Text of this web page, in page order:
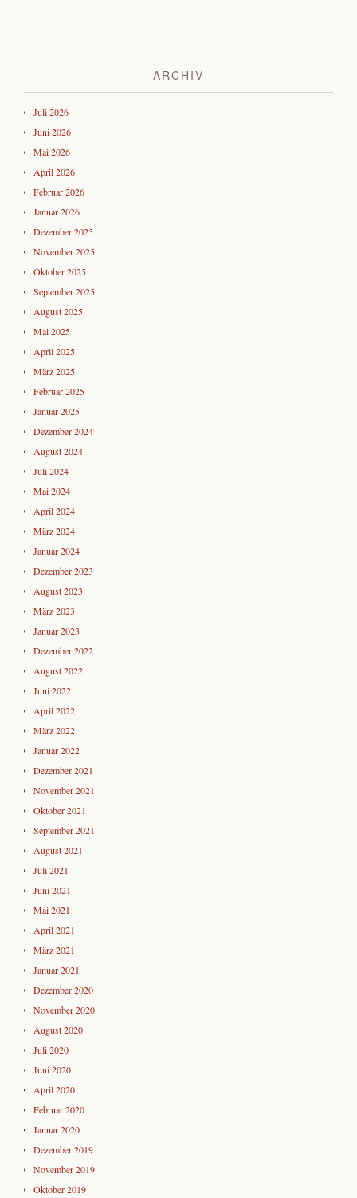
ARCHIV
Juli 2026
Juni 2026
Mai 2026
April 2026
Februar 2026
Januar 2026
Dezember 2025
November 2025
Oktober 2025
September 2025
August 2025
Mai 2025
April 2025
März 2025
Februar 2025
Januar 2025
Dezember 2024
August 2024
Juli 2024
Mai 2024
April 2024
März 2024
Januar 2024
Dezember 2023
August 2023
März 2023
Januar 2023
Dezember 2022
August 2022
Juni 2022
April 2022
März 2022
Januar 2022
Dezember 2021
November 2021
Oktober 2021
September 2021
August 2021
Juli 2021
Juni 2021
Mai 2021
April 2021
März 2021
Januar 2021
Dezember 2020
November 2020
August 2020
Juli 2020
Juni 2020
April 2020
Februar 2020
Januar 2020
Dezember 2019
November 2019
Oktober 2019